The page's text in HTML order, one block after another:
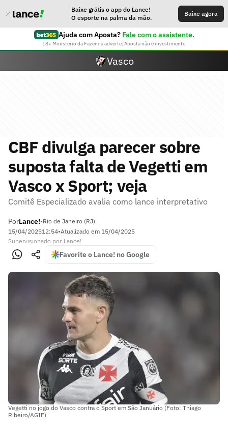
Baixe grátis o app do Lance!
O esporte na palma da mão.
Baixe agora
Ajuda com Aposta? Fale com o assistente.
18+ Ministério da Fazenda adverte: Aposta não é investimento
Vasco
CBF divulga parecer sobre
suposta falta de Vegetti em
Vasco x Sport; veja
Comitê Especializado avalia como lance interpretativo
PorLance!•Rio de Janeiro (RJ)
15/04/202512:54•Atualizado em 15/04/2025
Supervisionado por Lance!
Favorite o Lance! no Google
Vegetti no jogo do Vasco contra o Sport em São Januário (Foto: Thiago
Ribeiro/AGIF)